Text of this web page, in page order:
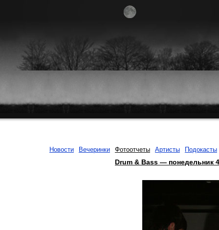
Новости Вечеринки Фотоотчеты Артисты Подокасты
Drum & Bass — понедельник